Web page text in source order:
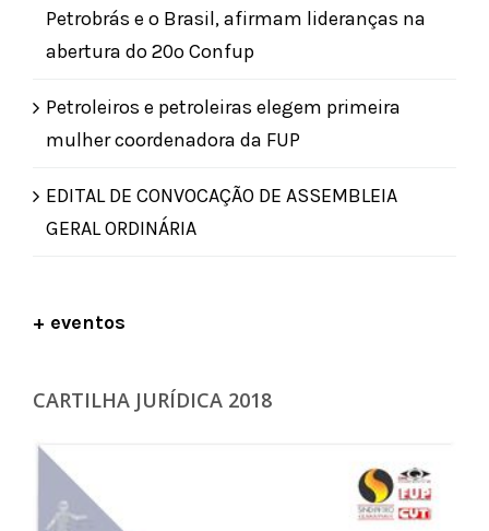
Petrobrás e o Brasil, afirmam lideranças na
abertura do 20º Confup
Petroleiros e petroleiras elegem primeira
mulher coordenadora da FUP
EDITAL DE CONVOCAÇÃO DE ASSEMBLEIA
GERAL ORDINÁRIA
+ eventos
CARTILHA JURÍDICA 2018